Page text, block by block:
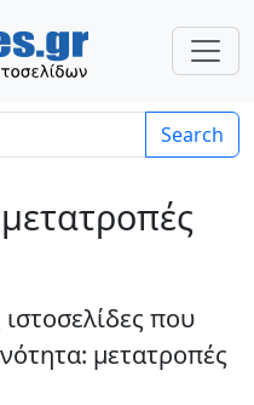
Search
που
μετατροπές